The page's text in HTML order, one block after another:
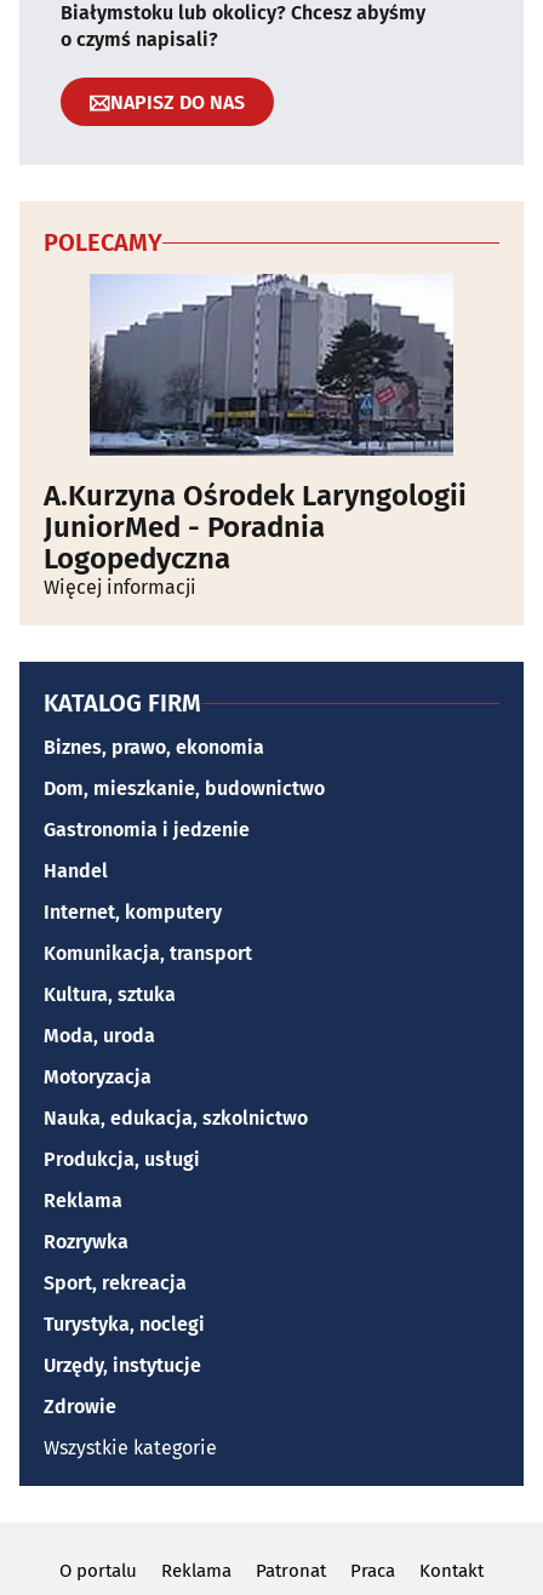
Białymstoku lub okolicy? Chcesz abyśmy
o czymś napisali?
NAPISZ DO NAS
POLECAMY
A.Kurzyna Ośrodek Laryngologii
JuniorMed - Poradnia
Logopedyczna
Więcej informacji
KATALOG FIRM
Biznes, prawo, ekonomia
Dom, mieszkanie, budownictwo
Gastronomia i jedzenie
Handel
Internet, komputery
Komunikacja, transport
Kultura, sztuka
Moda, uroda
Motoryzacja
Nauka, edukacja, szkolnictwo
Produkcja, usługi
Reklama
Rozrywka
Sport, rekreacja
Turystyka, noclegi
Urzędy, instytucje
Zdrowie
Wszystkie kategorie
O portalu Reklama Patronat Praca Kontakt